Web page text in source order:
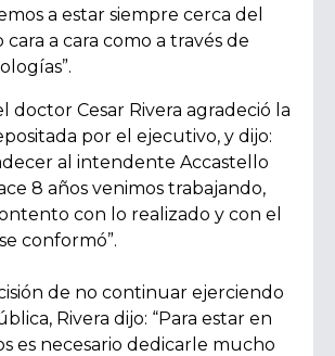
a estar siempre cerca del
a cara como a través de
doctor Cesar Rivera agradeció la
por el ejecutivo, y dijo:
al intendente Accastello
8 años venimos trabajando,
con lo realizado y con el
conformó”.
de no continuar ejerciendo
Rivera dijo: “Para estar en
es necesario dedicarle mucho